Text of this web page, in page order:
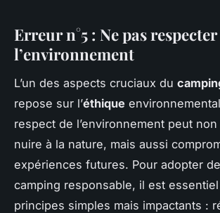
Erreur n°5 : Ne pas respecter
l’environnement
L’un des aspects cruciaux du
repose sur l’éthique
respect de l’environnement peut
nuire à la nature, mais aussi
expériences futures. Pour adopter
camping responsable, il est
principes simples mais impactants :